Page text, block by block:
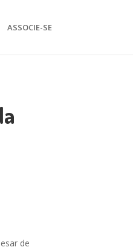
ASSOCIE-SE
de